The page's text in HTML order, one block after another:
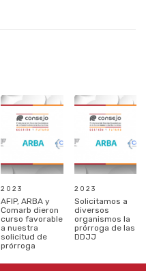
2023
AFIP, ARBA y
Comarb dieron
curso favorable
a nuestra
solicitud de
prórroga
2023
Solicitamos a
diversos
organismos la
prórroga de las
DDJJ